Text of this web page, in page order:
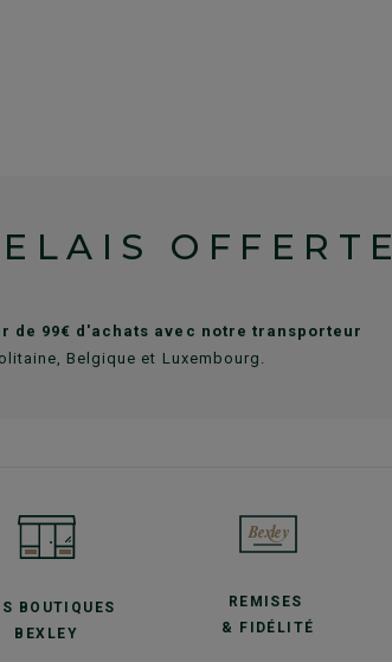
OFFERTE
de 99€ d'achats avec notre transporteur
Belgique et Luxembourg.
BOUTIQUES
BEXLEY
REMISES
& FIDÉLITÉ